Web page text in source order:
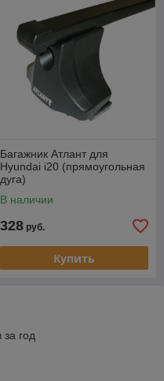
Багажник Атлант для
Hyundai i20 (прямоугольная
дуга)
В наличии
328 руб.
Купить
год